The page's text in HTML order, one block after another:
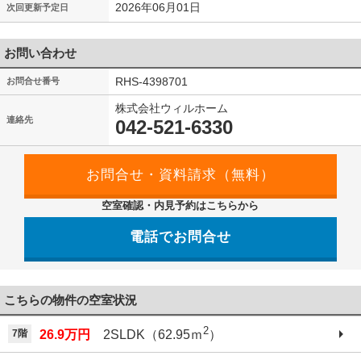
次回更新予定日 2026年06月01日
お問い合わせ
お問合せ番号 RHS-4398701
連絡先
株式会社ウィルホーム
042-521-6330
空室確認・内見予約はこちらから
電話でお問合せ
こちらの物件の空室状況
7階 26.9万円 2SLDK（62.95ｍ2）